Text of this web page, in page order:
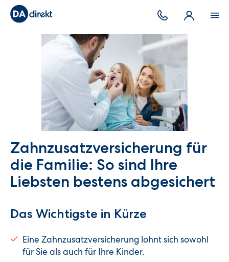
Zahnzusatzversicherung für
die Familie: So sind Ihre
Liebsten bestens abgesichert
Das Wichtigste in Kürze
Eine Zahnzusatzversicherung lohnt sich sowohl
für Sie als auch für Ihre Kinder.